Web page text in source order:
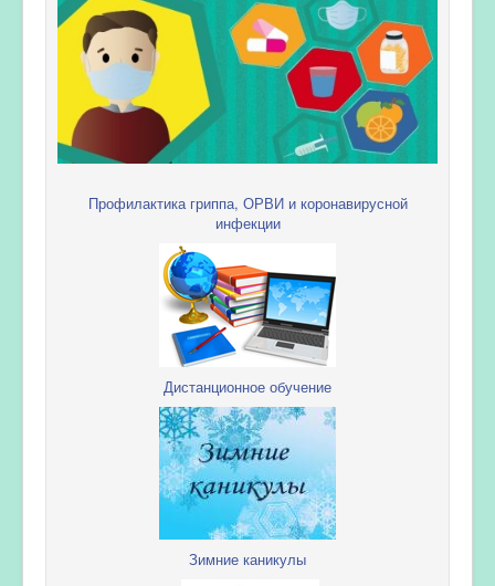
Профилактика гриппа, ОРВИ и коронавирусной
инфекции
Дистанционное обучение
Зимние каникулы